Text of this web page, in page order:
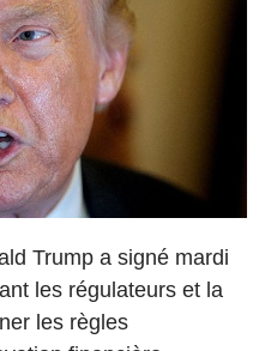
Trump a signé mardi
les régulateurs et la
les règles